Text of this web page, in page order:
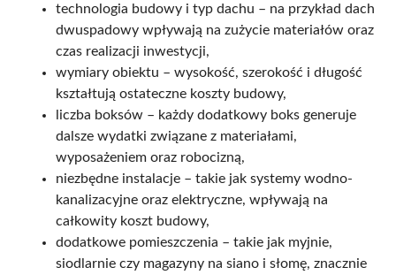
technologia budowy i typ dachu – na przykład dach
dwuspadowy wpływają na zużycie materiałów oraz
czas realizacji inwestycji,
wymiary obiektu – wysokość, szerokość i długość
kształtują ostateczne koszty budowy,
liczba boksów – każdy dodatkowy boks generuje
dalsze wydatki związane z materiałami,
wyposażeniem oraz robocizną,
niezbędne instalacje – takie jak systemy wodno-
kanalizacyjne oraz elektryczne, wpływają na
całkowity koszt budowy,
dodatkowe pomieszczenia – takie jak myjnie,
siodlarnie czy magazyny na siano i słomę, znacznie